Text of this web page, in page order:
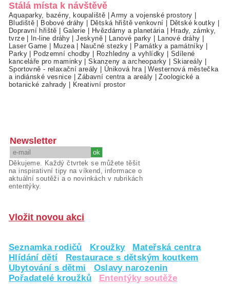
Stálá místa k návštěvě
Aquaparky, bazény, koupaliště |Army a vojenské prostory
Bludiště
Bobové dráhy Dětská hřiště venkovní Dětské koutky
Dopravní hřiště
Galerie Hvězdárny a planetária|
Hrady, zámky,
tvrze| In-line dráhy |Jeskyně| Lanové parky Lanové dráhy
Laser Game
Muzea| Naučné stezky Památky a památníky
Parky| Podzemní chodby Rozhledny a vyhlídky
Sdílené
kanceláře pro maminky |Skanzeny a archeoparky Skiareály
Sportovně - relaxační areály
Úniková hra|Westernová městečka
a indiánské vesnice |Zábavní centra a areály |Zoologické a
botanické zahrady
Kreativní prostor
Newsletter
Děkujeme. Každý čtvrtek se můžete těšit
na inspirativní tipy na víkend, informace o
aktuální soutěži a o novinkách v rubrikách
ententýky.
Vložit novou akci
Seznamka rodičů Kroužky
Mateřská centra
Hlídání dětí
Restaurace s dětským koutkem
Ubytování s dětmi
Oslavy narozenin
Pořadatelé kroužků
Ententýky soutěže